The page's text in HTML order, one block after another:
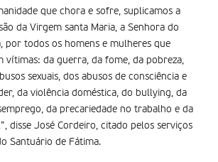
que chora e sofre, suplicamos a
da Virgem santa Maria, a Senhora do
por todos os homens e mulheres que
vítimas: da guerra, da fome, da pobreza,
sexuais, dos abusos de consciência e
da violência doméstica, do bullying, da
da precariedade no trabalho e da
disse José Cordeiro, citado pelos serviços
Santuário de Fátima.